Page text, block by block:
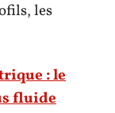
les
: le
fluide